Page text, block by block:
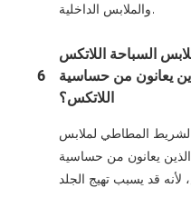
والملابس الداخلية.
6
السباحة اللاتكس
يعانون من حساسية
اللاتكس؟
المطاطي لملابس
يعانون من حساسية